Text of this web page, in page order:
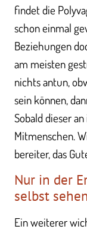
findet die
schon einmal
Beziehungen
am meisten
nichts antun,
sein können,
Sobald dieser
Mitmenschen.
bereiter, das
Nur in der
selbst sehen
Ein weiterer